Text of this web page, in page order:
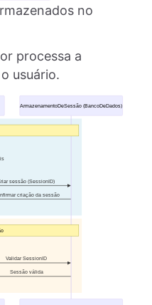
no
processa a
usuário.